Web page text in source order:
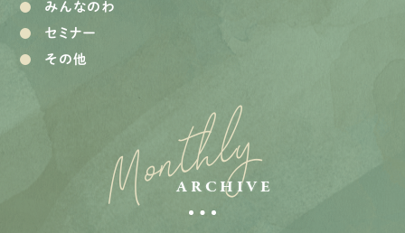
みんなのわ
セミナー
その他
Monthly
ARCHIVE